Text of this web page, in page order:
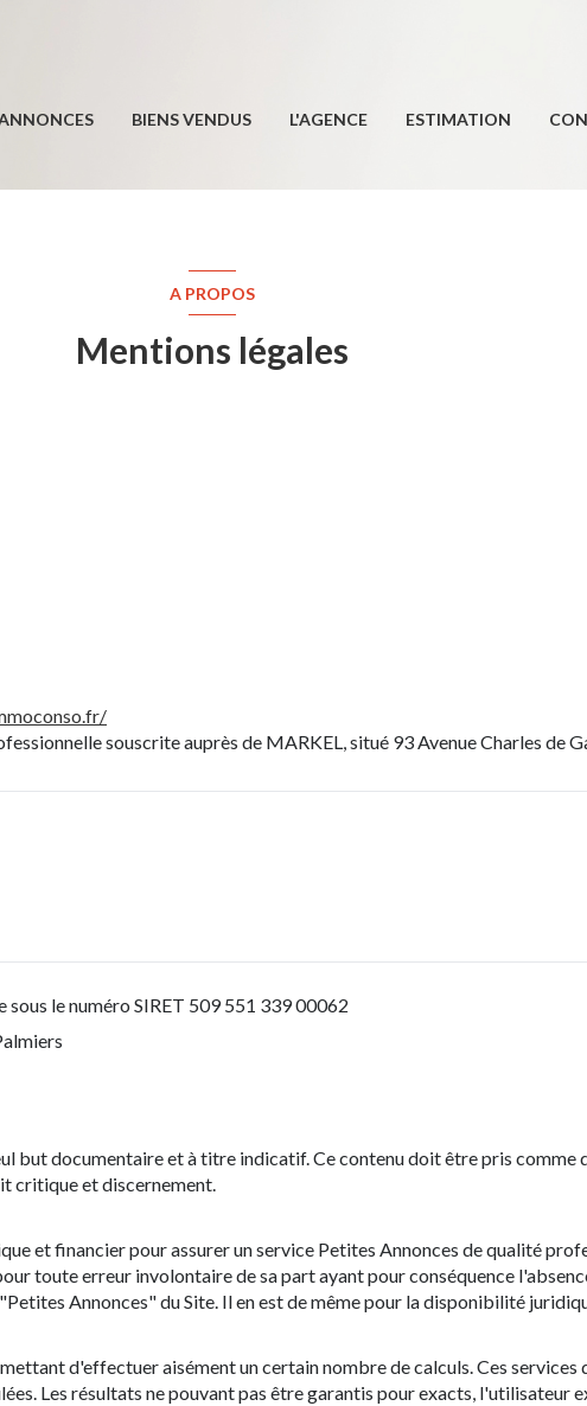
BIENS VENDUS L'AGENCE ESTIMATION
A PROPOS
Mentions légales
souscrite auprès de MARKEL, situé 93 Avenue Charles de
le numéro SIRET 509 551 339 00062
but documentaire et à titre indicatif. Ce contenu doit être pris comme
critique et discernement.
et financier pour assurer un service Petites Annonces de qualité
toute erreur involontaire de sa part ayant pour conséquence
Annonces" du Site. Il en est de même pour la disponibilité
d'effectuer aisément un certain nombre de calculs. Ces
Les résultats ne pouvant pas être garantis pour exacts, l'utilisateur